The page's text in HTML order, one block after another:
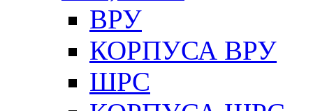
ВРУ
КОРПУСА ВРУ
ШРС